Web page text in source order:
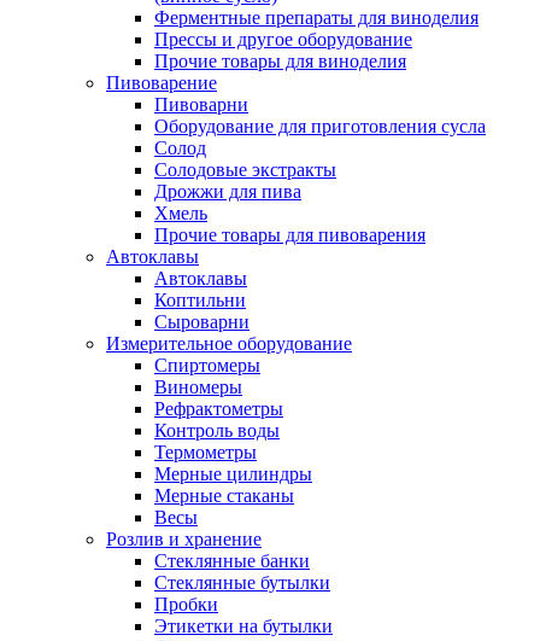
Ферментные препараты для виноделия
Прессы и другое оборудование
Прочие товары для виноделия
Пивоварение
Пивоварни
Оборудование для приготовления сусла
Солод
Солодовые экстракты
Дрожжи для пива
Хмель
Прочие товары для пивоварения
Автоклавы
Автоклавы
Коптильни
Сыроварни
Измерительное оборудование
Спиртомеры
Виномеры
Рефрактометры
Контроль воды
Термометры
Мерные цилиндры
Мерные стаканы
Весы
Розлив и хранение
Стеклянные банки
Стеклянные бутылки
Пробки
Этикетки на бутылки